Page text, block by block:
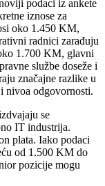
podaci iz ankete
iznose za
oko 1.450 KM,
radnici zarađuju
1.700 KM, glavni
službe doseže i
značajne razlike u
nivoa odgovornosti.
se
IT industrija.
plata. Iako podaci
od 1.500 KM do
pozicije mogu